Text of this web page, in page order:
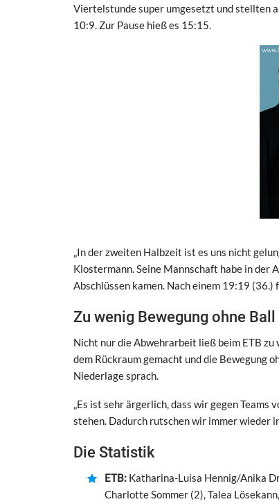
Viertelstunde super umgesetzt und stellten
10:9. Zur Pause hieß es 15:15.
„In der zweiten Halbzeit ist es uns nicht
Klostermann. Seine Mannschaft habe in der
Abschlüssen kamen. Nach einem 19:19
Zu wenig Bewegung ohne Ball
Nicht nur die Abwehrarbeit ließ beim ETB zu
dem Rückraum gemacht und die Bewegung
Niederlage sprach.
„Es ist sehr ärgerlich, dass wir gegen
stehen. Dadurch rutschen wir immer wieder
Die Statistik
ETB: Katharina-Luisa Hennig/Anika
Charlotte Sommer (2), Talea